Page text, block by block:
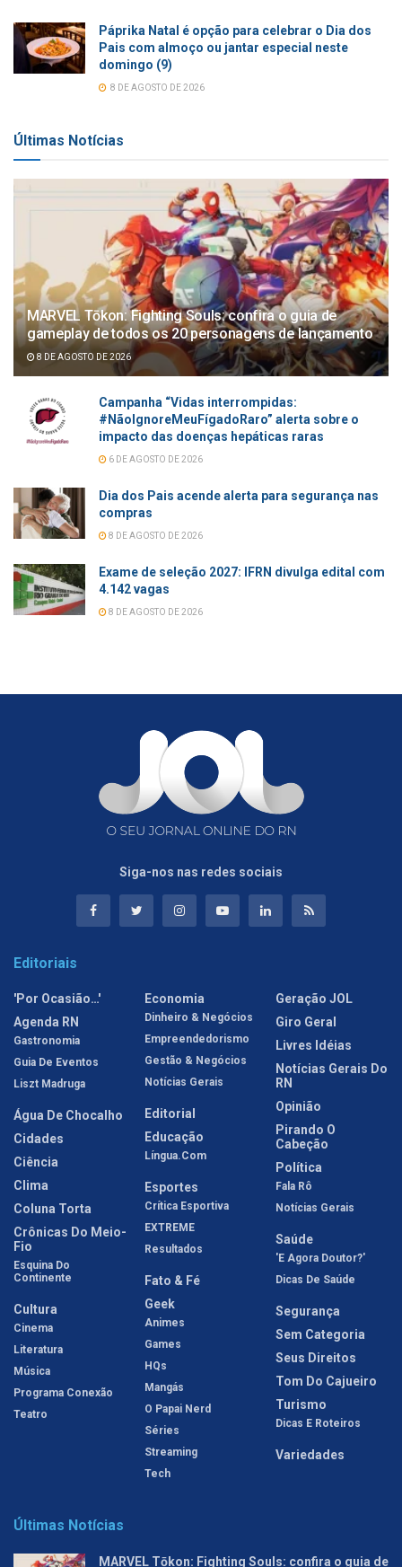
Páprika Natal é opção para celebrar o Dia dos
Pais com almoço ou jantar especial neste
domingo (9)
8 DE AGOSTO DE 2026
Últimas Notícias
MARVEL Tōkon: Fighting Souls: confira o guia de
gameplay de todos os 20 personagens de lançamento
8 DE AGOSTO DE 2026
Campanha “Vidas interrompidas:
#NãoIgnoreMeuFígadoRaro” alerta sobre o
impacto das doenças hepáticas raras
6 DE AGOSTO DE 2026
Dia dos Pais acende alerta para segurança nas
compras
8 DE AGOSTO DE 2026
Exame de seleção 2027: IFRN divulga edital com
4.142 vagas
8 DE AGOSTO DE 2026
Siga-nos nas redes sociais
Editoriais
'Por Ocasião…'
Agenda RN
Gastronomia
Guia De Eventos
Liszt Madruga
Água De Chocalho
Cidades
Ciência
Clima
Coluna Torta
Crônicas Do Meio-
Fio
Esquina Do
Continente
Cultura
Cinema
Literatura
Música
Programa Conexão
Teatro
Economia
Dinheiro & Negócios
Empreendedorismo
Gestão & Negócios
Notícias Gerais
Editorial
Educação
Língua.com
Esportes
Crítica Esportiva
EXTREME
Resultados
Fato & Fé
Geek
Animes
Games
HQs
Mangás
O Papai Nerd
Séries
Streaming
Tech
Geração JOL
Giro Geral
Livres Idéias
Notícias Gerais Do
RN
Opinião
Pirando O
Cabeção
Política
Fala Rô
Notícias Gerais
Saúde
'E Agora Doutor?'
Dicas De Saúde
Segurança
Sem Categoria
Seus Direitos
Tom Do Cajueiro
Turismo
Dicas E Roteiros
Variedades
Últimas Notícias
MARVEL Tōkon: Fighting Souls: confira o guia de